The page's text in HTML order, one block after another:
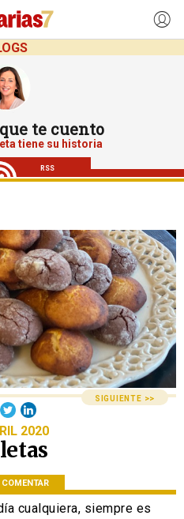
te cuento
tiene su historia
RSS
SIGUIENTE >>
2020
COMENTAR
cualquiera, siempre es